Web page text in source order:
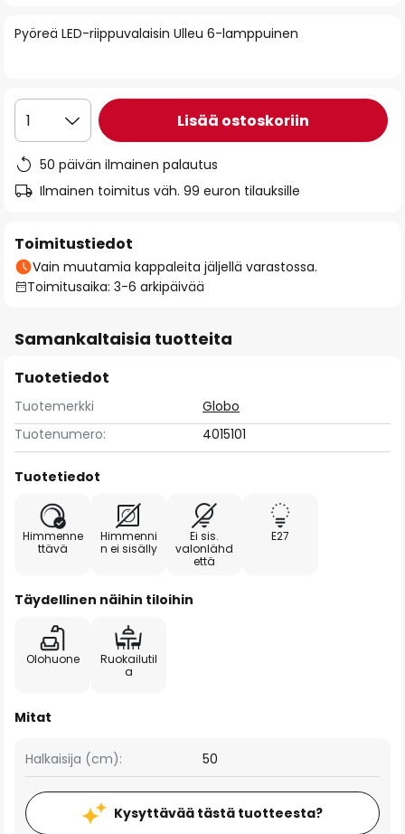
the
Pyöreä LED-riippuvalaisin Ulleu 6-lamppuinen
1 Lisää ostoskoriin
50 päivän ilmainen palautus
Ilmainen toimitus väh. 99 euron tilauksille
Toimitustiedot
Vain muutamia kappaleita jäljellä varastossa.
Toimitusaika: 3-6 arkipäivää
Samankaltaisia tuotteita
Tuotetiedot
Tuotemerkki
Globo
Tuotenumero:
4015101
Tuotetiedot
Himmenne
ttävä
Himmenni
n ei sisälly
Ei sis.
valonlähd
että
E27
Täydellinen näihin tiloihin
Olohuone
Ruokailutil
a
Mitat
Halkaisija (cm): 50
Kysyttävää tästä tuotteesta?